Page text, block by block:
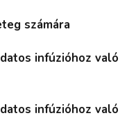
számára
infúzióhoz való
infúzióhoz való